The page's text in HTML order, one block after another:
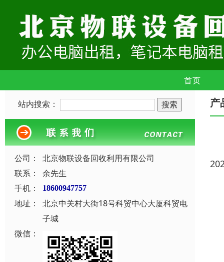
首页
站内搜索：
公司：
北京物联设备回收利用有限公司
联系：
余先生
手机：
18600947757
地址：
北京中关村大街18号科贸中心大厦科贸电
子城
微信：
产